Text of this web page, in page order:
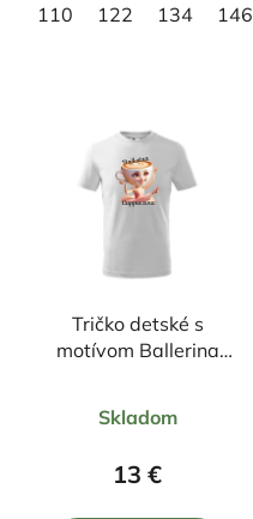
110 122 134 146
Tričko detské s
motívom Ballerina
hodnotenie
produktu
Skladom
13 €